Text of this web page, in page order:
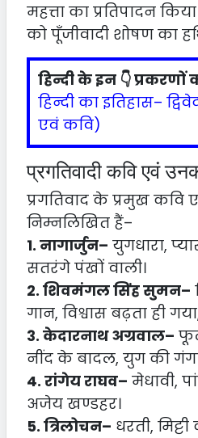
महत्ता का प्रतिपादन
को पूँजीवादी शोषण का
हिन्दी के इन 👇 प्रकरणों
हिन्दी का इतिहास–
एवं कवि)
प्रगतिवादी कवि एवं
प्रगतिवाद के प्रमुख कवि
निम्नलिखित हैं–
1. नागार्जुन– युगधारा,
सतरंगे पंखों वाली।
2. शिवमंगल सिंह सुमन–
गान, विश्वास बढ़ता ही
3. केदारनाथ अग्रवाल–
नींद के बादल, युग की
4. रांगेय राघव– मेधावी,
अजेय खण्डहर।
5. त्रिलोचन– धरती,